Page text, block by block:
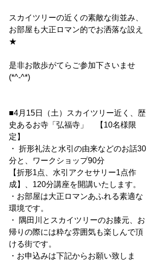
スカイツリーの近くの素敵な街並み、
お部屋も大正ロマン的でお洒落な設え
★
是非お散歩がてらご参加下さいませ
(*^-^*)
■4月15日（土）スカイツリー近く、歴
史あるお寺「弘福寺」　【10名様限
定】
・ 折形礼法と水引の由来などのお話30
分と、ワークショップ90分
【折形1点、水引アクセサリー1点作
成】、120分講座を開講いたします。
・お部屋は大正ロマンあふれる素適な
環境です。
・ 隅田川とスカイツリーのお膝元、お
帰りの際には粋な雰囲気も楽しんで頂
ける街です。
・お申込みは下記からお願い致しま